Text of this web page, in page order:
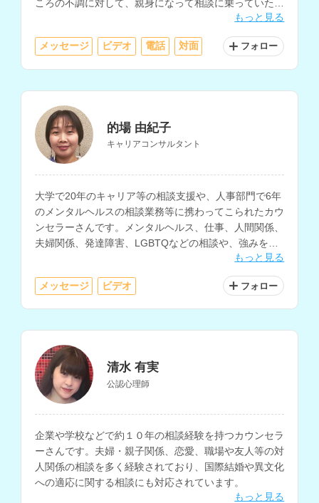
ころの不調に対して、親身になって相談に乗っていただ
もっと見る
メッセージ ビデオ 電話 対面 フォロー
的場 由紀子
キャリアコンサルタント
大学で20年のキャリア等の相談支援や、人事部門で6年
のメンタルヘルスの相談業務等に携わってこられたカウ
ンセラーさんです。メンタルヘルス、仕事、人間関係、
夫婦関係、発達障害、LGBTQなどの相談や、強みを見
もっと見る
メッセージ ビデオ フォロー
清水 有実
公認心理師
企業や学校などで約１０年の相談経験を持つカウンセラ
ーさんです。夫婦・親子関係、恋愛、職場や友人等の対
人関係の相談を多く経験されており、国際結婚や異文化
への適応に関する相談にも対応されています。
もっと見る